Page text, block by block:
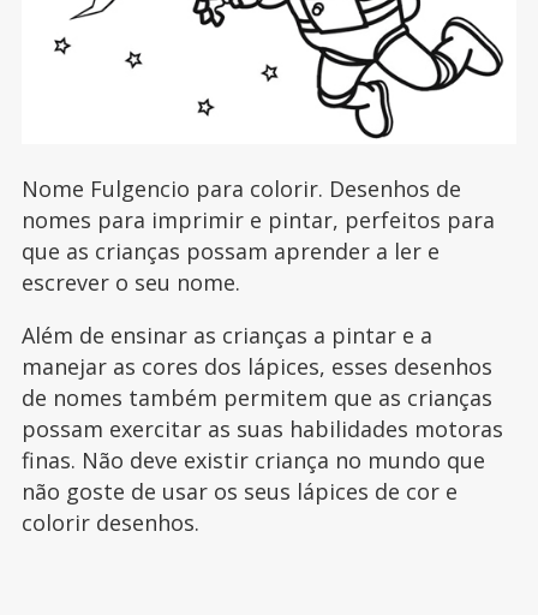
Nome Fulgencio para colorir. Desenhos de
nomes para imprimir e pintar, perfeitos para
que as crianças possam aprender a ler e
escrever o seu nome.
Além de ensinar as crianças a pintar e a
manejar as cores dos lápices, esses desenhos
de nomes também permitem que as crianças
possam exercitar as suas habilidades motoras
finas. Não deve existir criança no mundo que
não goste de usar os seus lápices de cor e
colorir desenhos.